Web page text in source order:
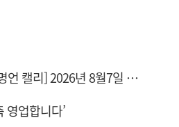
[아침을 여는 명언 캘리] 2026년 8월7일 금요일
영업합니다’